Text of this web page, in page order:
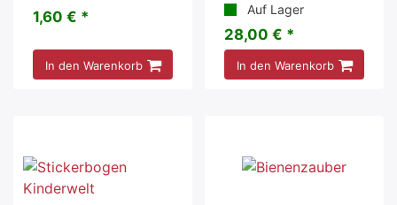
1,60 € *
In den Warenkorb
Auf Lager
28,00 € *
In den Warenkorb